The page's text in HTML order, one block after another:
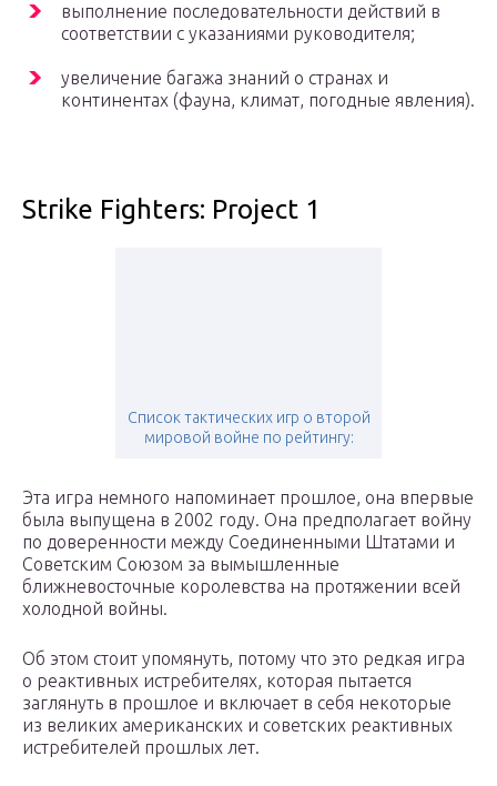
выполнение последовательности действий в
соответствии с указаниями руководителя;
увеличение багажа знаний о странах и
континентах (фауна, климат, погодные явления).
Strike Fighters: Project 1
Список тактических игр о второй
мировой войне по рейтингу:
Эта игра немного напоминает прошлое, она впервые
была выпущена в 2002 году. Она предполагает войну
по доверенности между Соединенными Штатами и
Советским Союзом за вымышленные
ближневосточные королевства на протяжении всей
холодной войны.
Об этом стоит упомянуть, потому что это редкая игра
о реактивных истребителях, которая пытается
заглянуть в прошлое и включает в себя некоторые
из великих американских и советских реактивных
истребителей прошлых лет.